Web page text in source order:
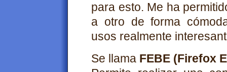
para esto. Me ha
a otro de forma
usos realmente
Se llama FEBE (Firefox